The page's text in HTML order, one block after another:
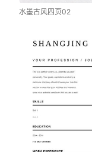
水墨古风四页02